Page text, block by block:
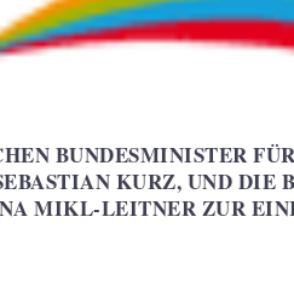
BUNDESMINISTER
KURZ, UND DIE
MIKL-LEITNER ZUR